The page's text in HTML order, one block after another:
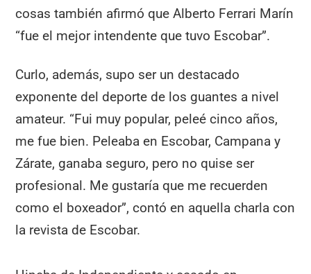
cosas también afirmó que Alberto Ferrari Marín
“fue el mejor intendente que tuvo Escobar”.
Curlo, además, supo ser un destacado
exponente del deporte de los guantes a nivel
amateur. “Fui muy popular, peleé cinco años,
me fue bien. Peleaba en Escobar, Campana y
Zárate, ganaba seguro, pero no quise ser
profesional. Me gustaría que me recuerden
como el boxeador”, contó en aquella charla con
la revista de Escobar.